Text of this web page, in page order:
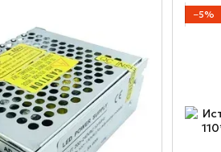
−5%